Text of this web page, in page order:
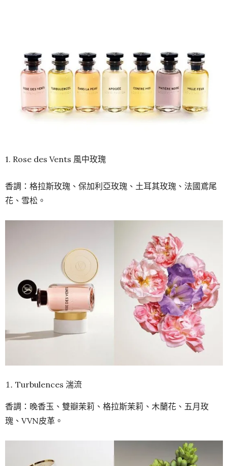
1. Rose des Vents 風中玫瑰
香調：格拉斯玫瑰、保加利亞玫瑰、土耳其玫瑰、法國鳶尾
花、雪松。
Turbulences 湍流
香調：晚香玉、雙瓣茉莉、格拉斯茉莉、木蘭花、五月玫
瑰、VVN皮革。